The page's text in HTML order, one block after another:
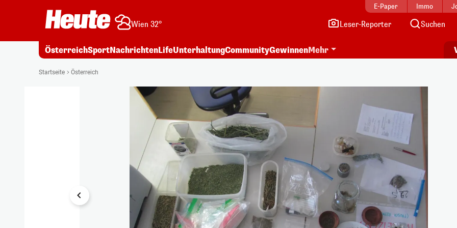
E-Paper Immo
Wien 32° Leser-Reporter Suchen
ÖsterreichSportNachrichtenLifeUnterhaltungCommunityGewinnenMehr
Startseite Österreich